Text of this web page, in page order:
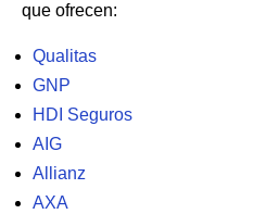
que ofrecen:
Qualitas
GNP
HDI Seguros
AIG
Allianz
AXA